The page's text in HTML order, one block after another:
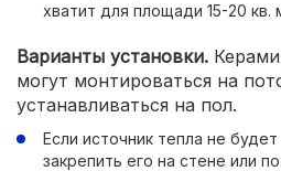
хватит для площади 15-20 кв.
Варианты установки.
могут монтироваться на
устанавливаться на пол.
Если источник тепла не
закрепить его на стене или